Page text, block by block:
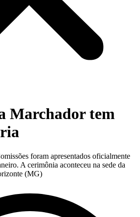
Marchador tem
foram apresentados oficialmente
A cerimônia aconteceu na sede da
(MG)